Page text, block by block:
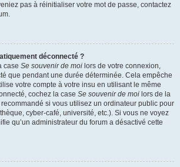
pas à réinitialiser votre mot de passe, contactez
déconnecté ?
case Se souvenir de moi lors de votre connexion,
que pendant une durée déterminée. Cela empêche
votre compte à votre insu en utilisant le même
cochez la case Se souvenir de moi lors de la
recommandé si vous utilisez un ordinateur public pour
cyber-café, université, etc.). Si vous ne voyez
qu’un administrateur du forum a désactivé cette